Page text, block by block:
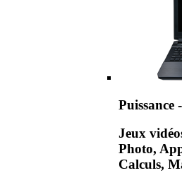
Puissance
Jeux
Photo,
Calculs,